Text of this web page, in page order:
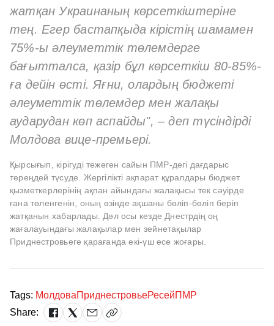
жатқан Украинаның көрсеткіштеріне
тең. Егер бастапқыда кірістің шамамен
75%-ы әлеуметтік төлемдерге
бағытталса, қазір бұл көрсеткіш 80-85%-
ға дейін өсті. Яғни, олардың бюджеті
әлеуметтік төлемдер мен жалақы
аударудан көп аспайды", – деп түсіндірді
Молдова вице-премьері.
Қырсығып, кірігуді тежеген сайын ПМР-дегі дағдарыс
тереңдей түсуде. Жергілікті ақпарат құралдары бюджет
қызметкерлерінің ақпан айындағы жалақысы тек сәуірде
ғана төленгенін, оның өзінде ақшаны бөліп-бөліп беріп
жатқанын хабарлады. Дәл осы кезде Днестрдің оң
жағалауындағы жалақылар мен зейнетақылар
Приднестровьеге қарағанда екі-үш есе жоғары.
Tags: МолдоваПриднестровьеРесейПМР
Share: